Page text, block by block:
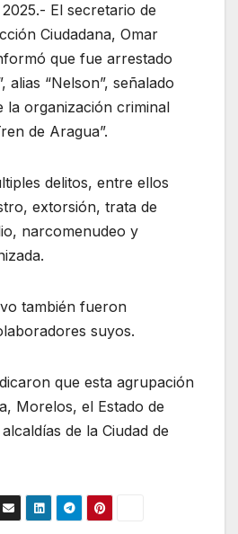
El secretario de
Ciudadana, Omar
que fue arrestado
alias “Nelson”, señalado
la organización criminal
de Aragua”.
delitos, entre ellos
extorsión, trata de
narcomenudeo y
también fueron
suyos.
que esta agrupación
Morelos, el Estado de
de la Ciudad de